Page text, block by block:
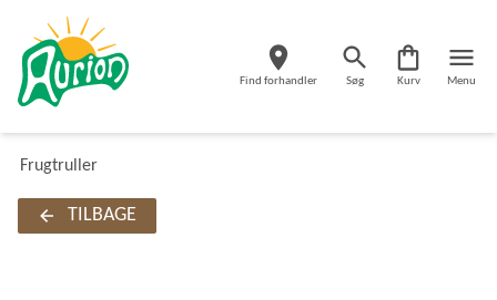
Find forhandler Søg Kurv Menu
Frugtruller
TILBAGE